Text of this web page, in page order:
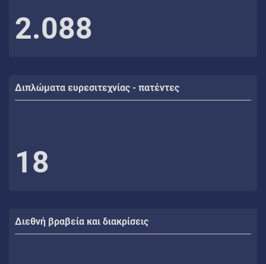
2.088
Διπλώματα ευρεσιτεχνίας - πατέντες
18
Διεθνή βραβεία και διακρίσεις